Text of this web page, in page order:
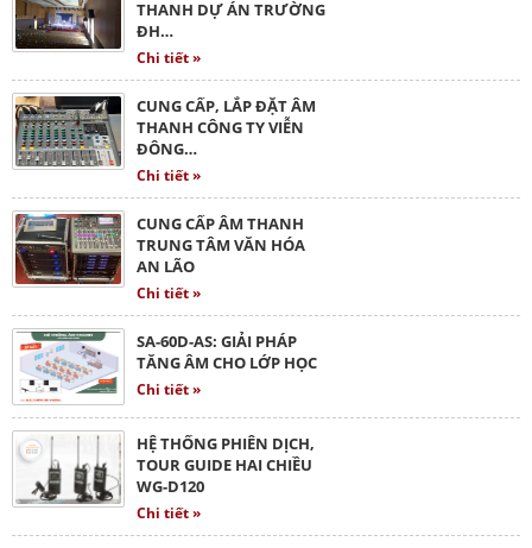
THANH DỰ ÁN TRƯỜNG
ĐH…
Chi tiết »
CUNG CẤP, LẮP ĐẶT ÂM
THANH CÔNG TY VIỄN
ĐÔNG…
Chi tiết »
CUNG CẤP ÂM THANH
TRUNG TÂM VĂN HÓA
AN LÃO
Chi tiết »
SA-60D-AS: GIẢI PHÁP
TĂNG ÂM CHO LỚP HỌC
Chi tiết »
HỆ THỐNG PHIÊN DỊCH,
TOUR GUIDE HAI CHIỀU
WG-D120
Chi tiết »